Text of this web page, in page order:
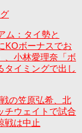
ム：タイ勢と
KOボーナスでお
、小林愛理奈「ボ
タイミングで出し
の笠原弘希、北
チウェイトで試合
戦は中止